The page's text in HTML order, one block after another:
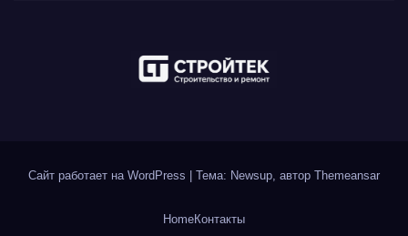
Сайт работает на WordPress Тема: Newsup, автор Themeansar
HomeКонтакты